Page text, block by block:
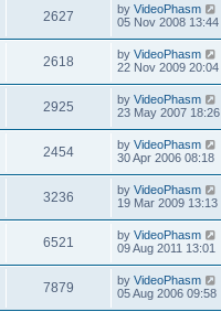
2627 by VideoPhasm
05 Nov 2008 13:44
2618 by VideoPhasm
22 Nov 2009 20:04
2925 by VideoPhasm
23 May 2007 18:26
2454 by VideoPhasm
30 Apr 2006 08:18
3236 by VideoPhasm
19 Mar 2009 13:13
6521 by VideoPhasm
09 Aug 2011 13:01
7879 by VideoPhasm
05 Aug 2006 09:58